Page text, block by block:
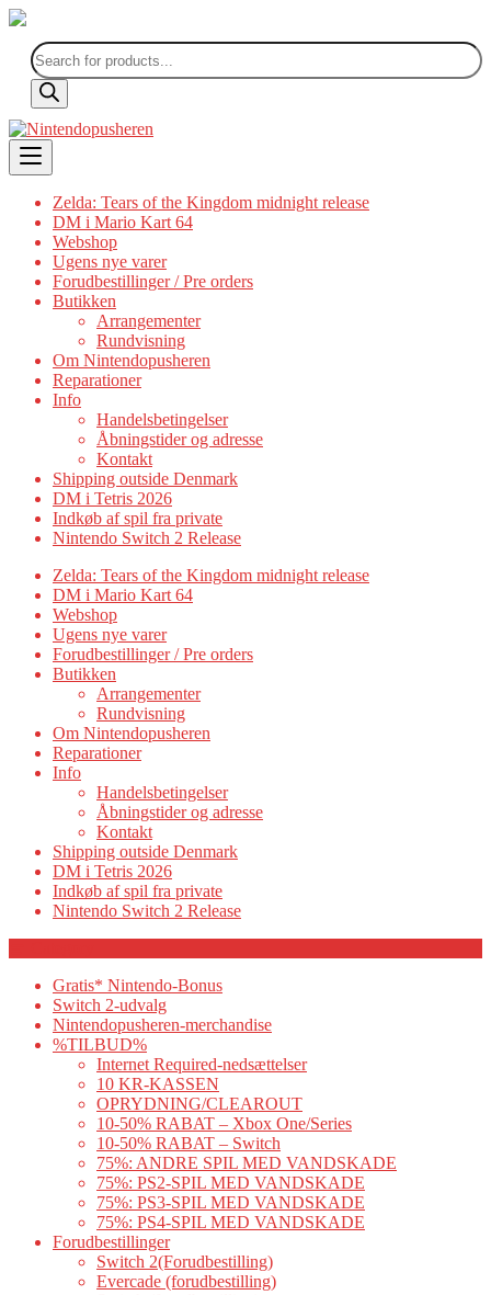
Products
search
Skip
to
content
Zelda: Tears of the Kingdom midnight release
DM i Mario Kart 64
Webshop
Ugens nye varer
Forudbestillinger / Pre orders
Butikken
Arrangementer
Rundvisning
Om Nintendopusheren
Reparationer
Info
Handelsbetingelser
Åbningstider og adresse
Kontakt
Shipping outside Denmark
DM i Tetris 2026
Indkøb af spil fra private
Nintendo Switch 2 Release
Zelda: Tears of the Kingdom midnight release
DM i Mario Kart 64
Webshop
Ugens nye varer
Forudbestillinger / Pre orders
Butikken
Arrangementer
Rundvisning
Om Nintendopusheren
Reparationer
Info
Handelsbetingelser
Åbningstider og adresse
Kontakt
Shipping outside Denmark
DM i Tetris 2026
Indkøb af spil fra private
Nintendo Switch 2 Release
Gratis* Nintendo-Bonus
Switch 2-udvalg
Nintendopusheren-merchandise
%TILBUD%
Internet Required-nedsættelser
10 KR-KASSEN
OPRYDNING/CLEAROUT
10-50% RABAT – Xbox One/Series
10-50% RABAT – Switch
75%: ANDRE SPIL MED VANDSKADE
75%: PS2-SPIL MED VANDSKADE
75%: PS3-SPIL MED VANDSKADE
75%: PS4-SPIL MED VANDSKADE
Forudbestillinger
Switch 2(Forudbestilling)
Evercade (forudbestilling)